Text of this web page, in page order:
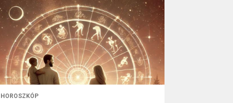
HOROSZKÓP